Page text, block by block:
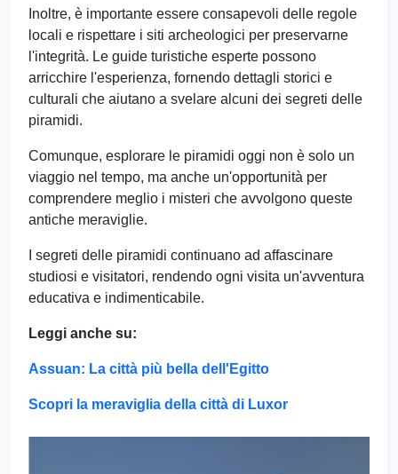
Inoltre, è importante essere consapevoli delle regole
locali e rispettare i siti archeologici per preservarne
l'integrità. Le guide turistiche esperte possono
arricchire l'esperienza, fornendo dettagli storici e
culturali che aiutano a svelare alcuni dei segreti delle
piramidi.
Comunque, esplorare le piramidi oggi non è solo un
viaggio nel tempo, ma anche un'opportunità per
comprendere meglio i misteri che avvolgono queste
antiche meraviglie.
I segreti delle piramidi continuano ad affascinare
studiosi e visitatori, rendendo ogni visita un'avventura
educativa e indimenticabile.
Leggi anche su:
Assuan: La città più bella dell'Egitto
Scopri la meraviglia della città di Luxor